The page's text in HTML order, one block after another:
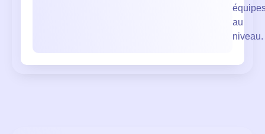
au
niveau.